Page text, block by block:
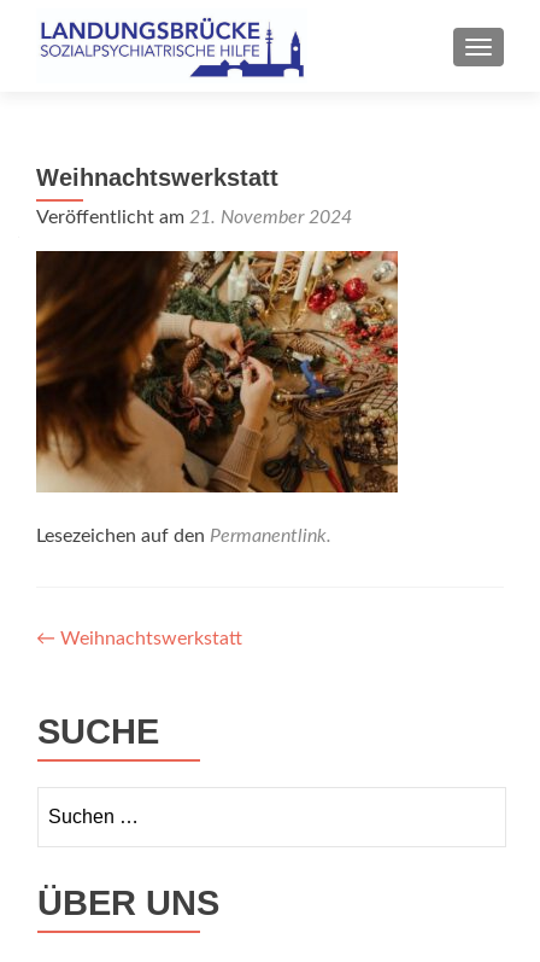
Weihnachtswerkstatt
Veröffentlicht am 21. November 2024
Lesezeichen auf den Permanentlink.
Beitragsnavigation
← Weihnachtswerkstatt
SUCHE
nach:
ÜBER UNS